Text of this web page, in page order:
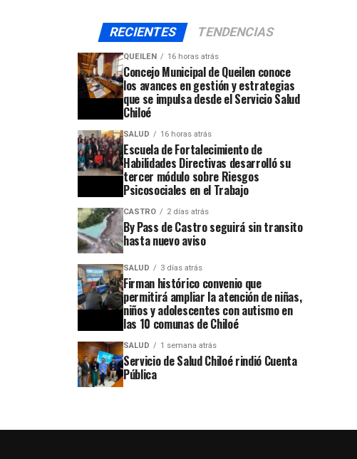
RECIENTES TENDENCIAS
QUEILEN 16 horas atrás
Concejo Municipal de Queilen conoce
los avances en gestión y estrategias
que se impulsa desde el Servicio Salud
Chiloé
SALUD 16 horas atrás
Escuela de Fortalecimiento de
Habilidades Directivas desarrolló su
tercer módulo sobre Riesgos
Psicosociales en el Trabajo
CASTRO 2 días atrás
By Pass de Castro seguirá sin transito
hasta nuevo aviso
SALUD 3 días atrás
Firman histórico convenio que
permitirá ampliar la atención de niñas,
niños y adolescentes con autismo en
las 10 comunas de Chiloé
SALUD 1 semana atrás
Servicio de Salud Chiloé rindió Cuenta
Pública